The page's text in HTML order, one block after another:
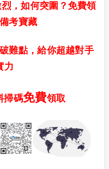
，如何突圍？免費領
考寶藏
難點，給你超越對手
力
掃碼免費領取